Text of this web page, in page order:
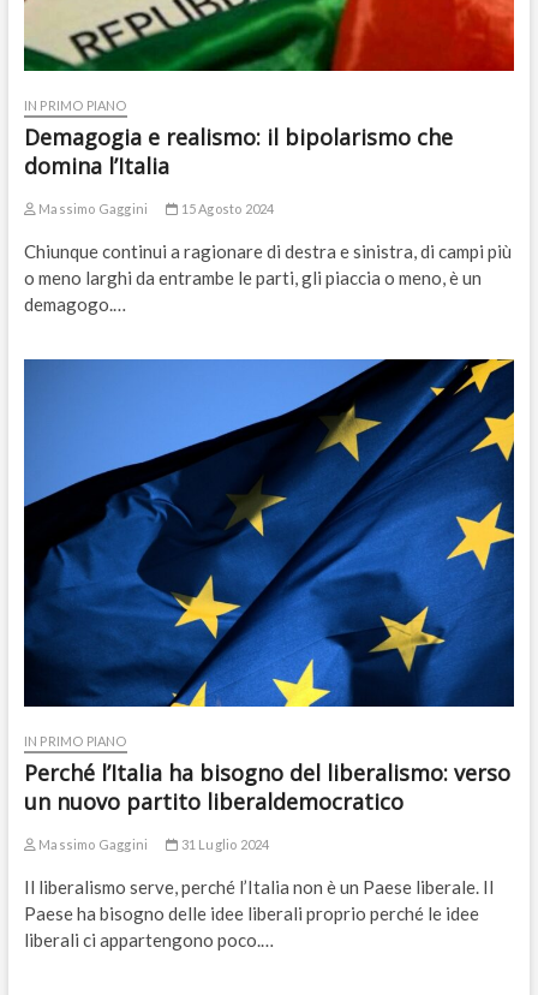
IN PRIMO PIANO
Demagogia e realismo: il bipolarismo che
domina l’Italia
Massimo Gaggini 15 Agosto 2024
Chiunque continui a ragionare di destra e sinistra, di campi più
o meno larghi da entrambe le parti, gli piaccia o meno, è un
demagogo.…
IN PRIMO PIANO
Perché l’Italia ha bisogno del liberalismo: verso
un nuovo partito liberaldemocratico
Massimo Gaggini 31 Luglio 2024
Il liberalismo serve, perché l’Italia non è un Paese liberale. Il
Paese ha bisogno delle idee liberali proprio perché le idee
liberali ci appartengono poco.…